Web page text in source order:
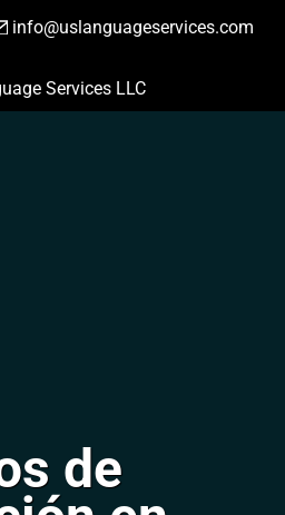
info@uslanguageservices.com
HACER PEDIDO
Services LLC
de